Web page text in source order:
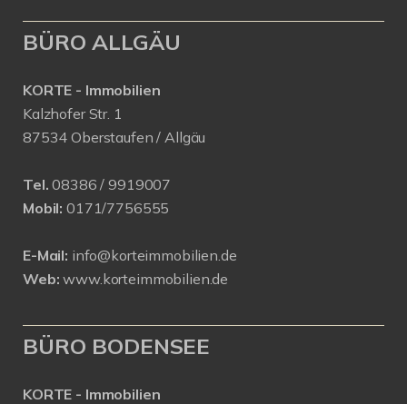
BÜRO ALLGÄU
KORTE - Immobilien
Kalzhofer Str. 1
87534 Oberstaufen / Allgäu
Tel. 08386 / 9919007
Mobil: 0171/7756555
E-Mail: info@korteimmobilien.de
Web: www.korteimmobilien.de
BÜRO BODENSEE
KORTE - Immobilien